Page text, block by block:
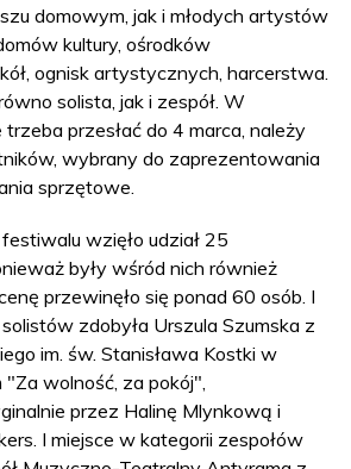
domowym, jak i młodych artystów
kultury, ośrodków
ognisk artystycznych, harcerstwa.
solista, jak i zespół. W
trzeba przesłać do 4 marca, należy
wybrany do zaprezentowania
sprzętowe.
wzięło udział 25
były wśród nich również
przewinęło się ponad 60 osób. I
zdobyła Urszula Szumska z
im. św. Stanisława Kostki w
wolność, za pokój",
przez Halinę Mlynkową i
I miejsce w kategorii zespołów